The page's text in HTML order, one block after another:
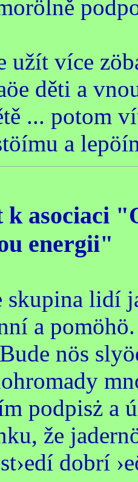
užít více
děti a
... potom
a
k asociaci
energii"
skupina lidí
a
nös
podpisż a
že
dobrí